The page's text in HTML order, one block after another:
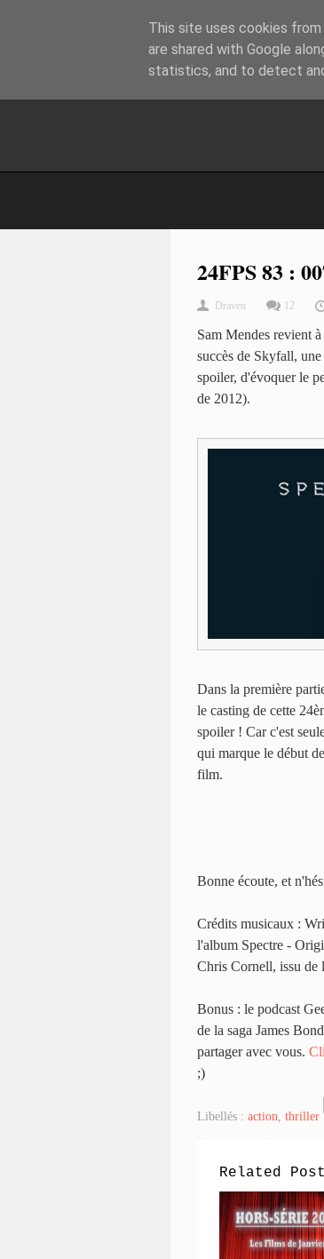
24FPS 83 :
Draven 12
Sam Mendes revient
succès de Skyfall,
spoiler, d'évoquer le
de 2012).
Dans la première
le casting de cette
spoiler ! Car c'est
qui marque le début
film.
Bonne écoute, et
Crédits musicaux :
l'album Spectre -
Chris Cornell, issu
Bonus : le podcast
de la saga James
partager avec vous.
;)
Libellés : action thriller
Related
This site uses cookies
are shared with Google
statistics, and to detect